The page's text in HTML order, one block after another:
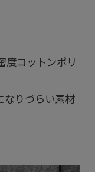
度コットンポリ
なりづらい素材